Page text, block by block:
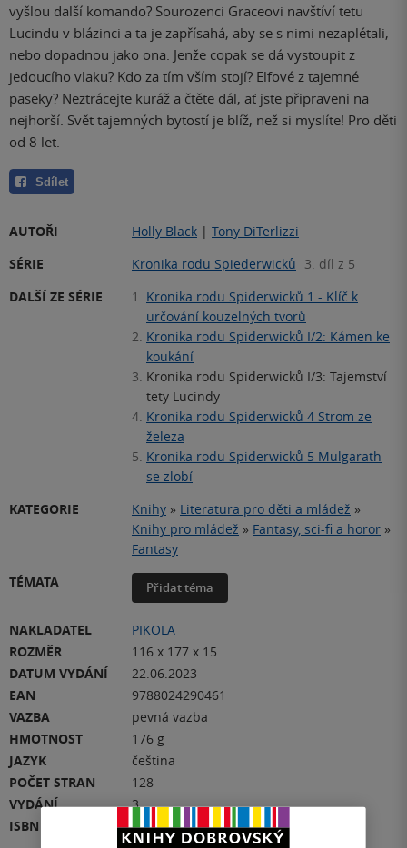
vyšlou další komando? Sourozenci Graceovi navštíví tetu
Lucindu v blázinci a ta je zapřísahá, aby se s nimi nezaplétali,
nebo dopadnou jako ona. Jenže copak se dá vystoupit z
jedoucího vlaku? Kdo za tím vším stojí? Elfové z tajemné
paseky? Neztrácejte kuráž a čtěte dál, ať jste připraveni na
nejhorší. Svět tajemných bytostí je blíž, než si myslíte! Pro děti
od 8 let.
Sdílet
AUTOŘI Holly Black | Tony DiTerlizzi
SÉRIE
Kronika rodu Spiederwicků 3. díl z 5
DALŠÍ ZE SÉRIE
1. Kronika rodu Spiderwicků 1 - Klíč k
určování kouzelných tvorů
2. Kronika rodu Spiderwicků I/2: Kámen ke
koukání
3. Kronika rodu Spiderwicků I/3: Tajemství
tety Lucindy
4. Kronika rodu Spiderwicků 4 Strom ze
železa
5. Kronika rodu Spiderwicků 5 Mulgarath
se zlobí
KATEGORIE
Knihy » Literatura pro děti a mládež »
Knihy pro mládež » Fantasy, sci-fi a horor »
Fantasy
TÉMATA
Přidat téma
NAKLADATEL
PIKOLA
ROZMĚR
116 x 177 x 15
DATUM VYDÁNÍ
22.06.2023
EAN
9788024290461
VAZBA
pevná vazba
HMOTNOST
176 g
JAZYK
čeština
POČET STRAN
128
VYDÁNÍ
3
ISBN
978-80-242-9046-1